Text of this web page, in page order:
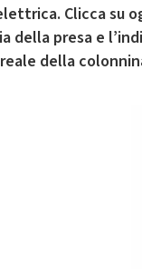
Clicca su
presa e
della
servizio di mobilità